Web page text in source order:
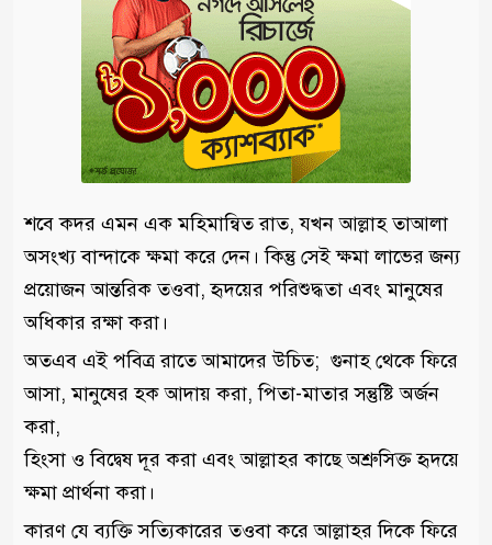
শবে কদর এমন এক মহিমান্বিত রাত, যখন আল্লাহ তাআলা
অসংখ্য বান্দাকে ক্ষমা করে দেন। কিন্তু সেই ক্ষমা লাভের জন্য
প্রয়োজন আন্তরিক তওবা, হৃদয়ের পরিশুদ্ধতা এবং মানুষের
অধিকার রক্ষা করা।
অতএব এই পবিত্র রাতে আমাদের উচিত; গুনাহ থেকে ফিরে
আসা, মানুষের হক আদায় করা, পিতা-মাতার সন্তুষ্টি অর্জন
করা,
হিংসা ও বিদ্বেষ দূর করা এবং আল্লাহর কাছে অশ্রুসিক্ত হৃদয়ে
ক্ষমা প্রার্থনা করা।
কারণ যে ব্যক্তি সত্যিকারের তওবা করে আল্লাহর দিকে ফিরে